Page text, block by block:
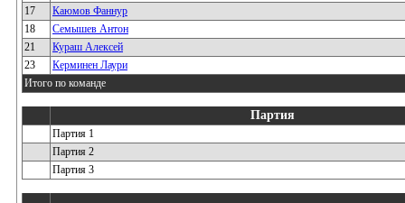
17
Каюмов Фаннур
18
Семышев Антон
21
Кураш Алексей
23
Керминен Лаури
Итого по команде
Партия
Партия 1
Партия 2
Партия 3